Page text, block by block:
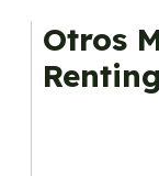
Otros
Renting